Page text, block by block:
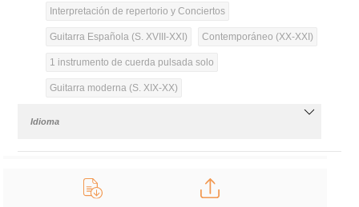
Interpretación de repertorio y Conciertos
Guitarra Española (S. XVIII-XXI) Contemporáneo (XX-XXI)
1 instrumento de cuerda pulsada solo
Guitarra moderna (S. XIX-XX)
Idioma